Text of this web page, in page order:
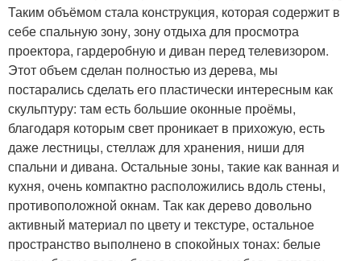
Таким объёмом стала конструкция, которая содержит в
себе спальную зону, зону отдыха для просмотра
проектора, гардеробную и диван перед телевизором.
Этот объем сделан полностью из дерева, мы
постарались сделать его пластически интересным как
скульптуру: там есть большие оконные проёмы,
благодаря которым свет проникает в прихожую, есть
даже лестницы, стеллаж для хранения, ниши для
спальни и дивана. Остальные зоны, такие как ванная и
кухня, очень компактно расположились вдоль стены,
противоположной окнам. Так как дерево довольно
активный материал по цвету и текстуре, остальное
пространство выполнено в спокойных тонах: белые